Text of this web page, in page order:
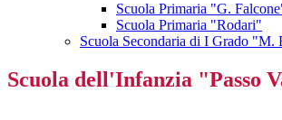
Scuola Primaria "G.
Scuola Primaria "Rodari"
Scuola Secondaria di I Grado "M.
Scuola dell'Infanzia "Passo